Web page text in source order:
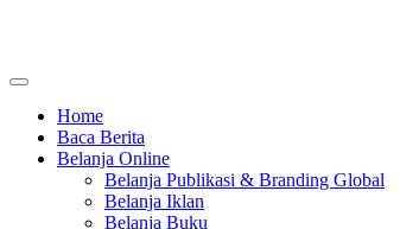
Home
Baca Berita
Belanja Online
Belanja Publikasi & Branding Global
Belanja Iklan
Belanja Buku